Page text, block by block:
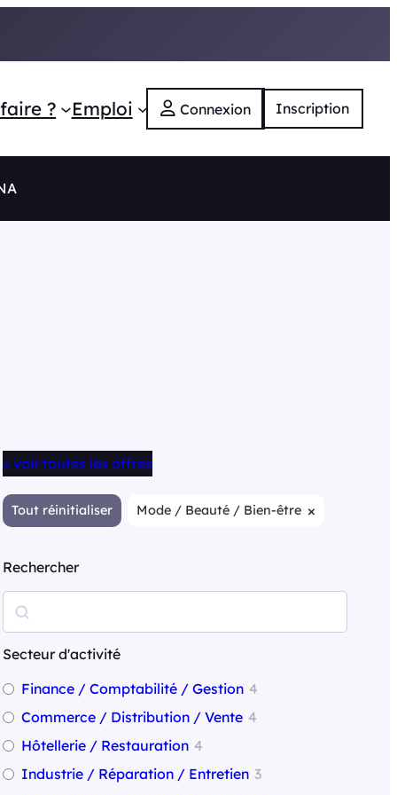
? Emploi Connexion Inscription
< voir toutes les offres
Tout réinitialiser Mode / Beauté / Bien-être ×
Rechercher
e
c
h
c
h
Secteur d'activité
Finance / Comptabilité / Gestion 4
Commerce / Distribution / Vente 4
Hôtellerie / Restauration 4
Industrie / Réparation / Entretien 3